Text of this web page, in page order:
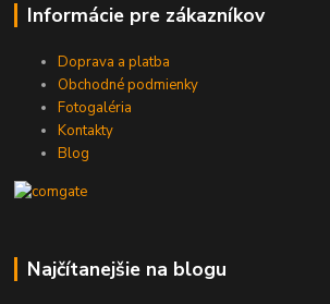
Informácie pre zákazníkov
Doprava a platba
Obchodné podmienky
Fotogaléria
Kontakty
Blog
Najčítanejšie na blogu